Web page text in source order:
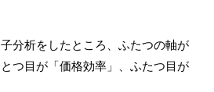
分析をしたところ、ふたつの軸が
つ目が「価格効率」、ふたつ目が